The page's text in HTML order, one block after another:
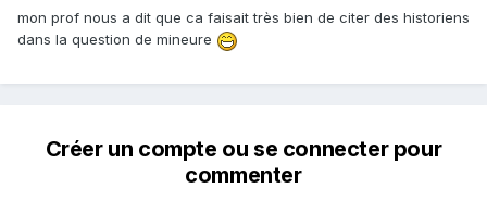
mon prof nous a dit que ca faisait très bien de citer des historiens
dans la question de mineure
Créer un compte ou se connecter pour
commenter